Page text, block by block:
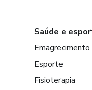
Saúde e
Emagrecimento
Esporte
Fisioterapia